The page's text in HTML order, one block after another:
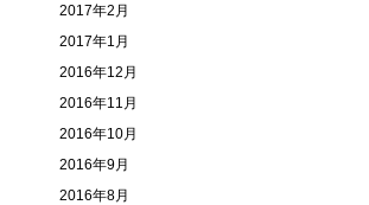
2017年2月
2017年1月
2016年12月
2016年11月
2016年10月
2016年9月
2016年8月